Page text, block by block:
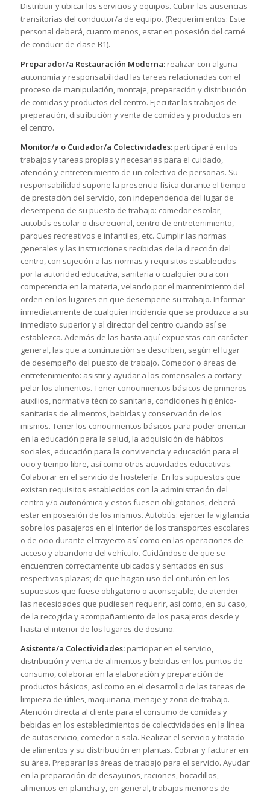
Distribuir y ubicar los servicios y equipos. Cubrir las ausencias
transitorias del conductor/a de equipo. (Requerimientos: Este
personal deberá, cuanto menos, estar en posesión del carné
de conducir de clase B1).
Preparador/a Restauración Moderna:realizar con alguna
autonomía y responsabilidad las tareas relacionadas con el
proceso de manipulación, montaje, preparación y distribución
de comidas y productos del centro. Ejecutar los trabajos de
preparación, distribución y venta de comidas y productos en
el centro.
Monitor/a o Cuidador/a Colectividades:participará en los
trabajos y tareas propias y necesarias para el cuidado,
atención y entretenimiento de un colectivo de personas. Su
responsabilidad supone la presencia física durante el tiempo
de prestación del servicio, con independencia del lugar de
desempeño de su puesto de trabajo: comedor escolar,
autobús escolar o discrecional, centro de entretenimiento,
parques recreativos e infantiles, etc. Cumplir las normas
generales y las instrucciones recibidas de la dirección del
centro, con sujeción a las normas y requisitos establecidos
por la autoridad educativa, sanitaria o cualquier otra con
competencia en la materia, velando por el mantenimiento del
orden en los lugares en que desempeñe su trabajo. Informar
inmediatamente de cualquier incidencia que se produzca a su
inmediato superior y al director del centro cuando así se
establezca. Además de las hasta aquí expuestas con carácter
general, las que a continuación se describen, según el lugar
de desempeño del puesto de trabajo. Comedor o áreas de
entretenimiento: asistir y ayudar a los comensales a cortar y
pelar los alimentos. Tener conocimientos básicos de primeros
auxilios, normativa técnico sanitaria, condiciones higiénico-
sanitarias de alimentos, bebidas y conservación de los
mismos. Tener los conocimientos básicos para poder orientar
en la educación para la salud, la adquisición de hábitos
sociales, educación para la convivencia y educación para el
ocio y tiempo libre, así como otras actividades educativas.
Colaborar en el servicio de hostelería. En los supuestos que
existan requisitos establecidos con la administración del
centro y/o autonómica y estos fuesen obligatorios, deberá
estar en posesión de los mismos. Autobús: ejercer la vigilancia
sobre los pasajeros en el interior de los transportes escolares
o de ocio durante el trayecto así como en las operaciones de
acceso y abandono del vehículo. Cuidándose de que se
encuentren correctamente ubicados y sentados en sus
respectivas plazas; de que hagan uso del cinturón en los
supuestos que fuese obligatorio o aconsejable; de atender
las necesidades que pudiesen requerir, así como, en su caso,
de la recogida y acompañamiento de los pasajeros desde y
hasta el interior de los lugares de destino.
Asistente/a Colectividades:participar en el servicio,
distribución y venta de alimentos y bebidas en los puntos de
consumo, colaborar en la elaboración y preparación de
productos básicos, así como en el desarrollo de las tareas de
limpieza de útiles, maquinaria, menaje y zona de trabajo.
Atención directa al cliente para el consumo de comidas y
bebidas en los establecimientos de colectividades en la línea
de autoservicio, comedor o sala. Realizar el servicio y tratado
de alimentos y su distribución en plantas. Cobrar y facturar en
su área. Preparar las áreas de trabajo para el servicio. Ayudar
en la preparación de desayunos, raciones, bocadillos,
alimentos en plancha y, en general, trabajos menores de